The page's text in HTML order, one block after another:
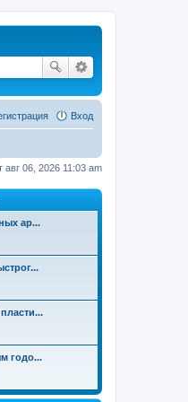
Вход
06, 2026 11:03 am
ар...
годо...